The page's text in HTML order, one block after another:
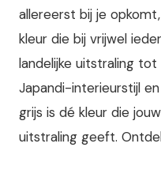
allereerst bij je
kleur die bij vrijwel
landelijke uitstraling
Japandi-interieurstijl
grijs is dé kleur die
uitstraling geeft.